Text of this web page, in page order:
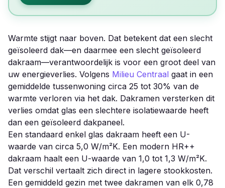
Warmte stijgt naar boven. Dat betekent dat een slecht
geïsoleerd dak—en daarmee een slecht geïsoleerd
dakraam—verantwoordelijk is voor een groot deel van
uw energieverlies. Volgens Milieu Centraal gaat in een
gemiddelde tussenwoning circa 25 tot 30% van de
warmte verloren via het dak. Dakramen versterken dit
verlies omdat glas een slechtere isolatiewaarde heeft
dan een geïsoleerd dakpaneel.
Een standaard enkel glas dakraam heeft een U-
waarde van circa 5,0 W/m²K. Een modern HR++
dakraam haalt een U-waarde van 1,0 tot 1,3 W/m²K.
Dat verschil vertaalt zich direct in lagere stookkosten.
Een gemiddeld gezin met twee dakramen van elk 0,78